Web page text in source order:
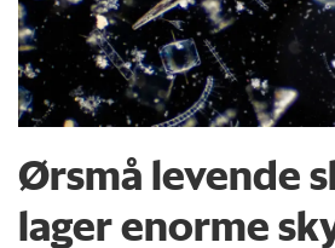
Ørsmå levende
lager enorme